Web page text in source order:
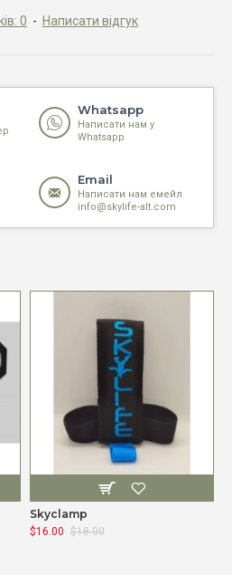
0 - Написати відгук
Whatsapp
Написати нам у
Whatsapp
Email
Написати нам емейл
info@skylife-alt.com
Skyclamp
$16.00 $18.00